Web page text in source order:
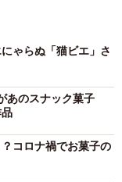
中央）＝神戸市中央
先の受注がスト
のですが、今年は
昌さん（33）。打
4月下旬にツイッ
たキャンペーン
ところ、フォロ
ゃらぬ「猫ビエ」さ
あのスナック菓子
コロナ禍でお菓子の